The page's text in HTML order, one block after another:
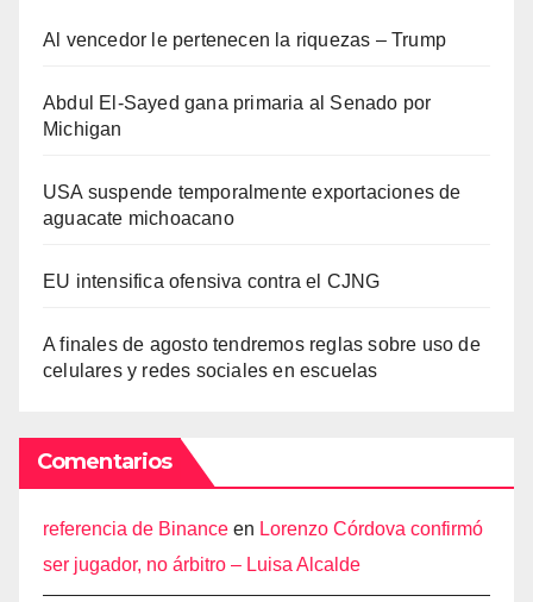
Al vencedor le pertenecen la riquezas – Trump
Abdul El-Sayed gana primaria al Senado por
Michigan
USA suspende temporalmente exportaciones de
aguacate michoacano
EU intensifica ofensiva contra el CJNG
A finales de agosto tendremos reglas sobre uso de
celulares y redes sociales en escuelas
Comentarios
referencia de Binance en Lorenzo Córdova confirmó
ser jugador, no árbitro – Luisa Alcalde